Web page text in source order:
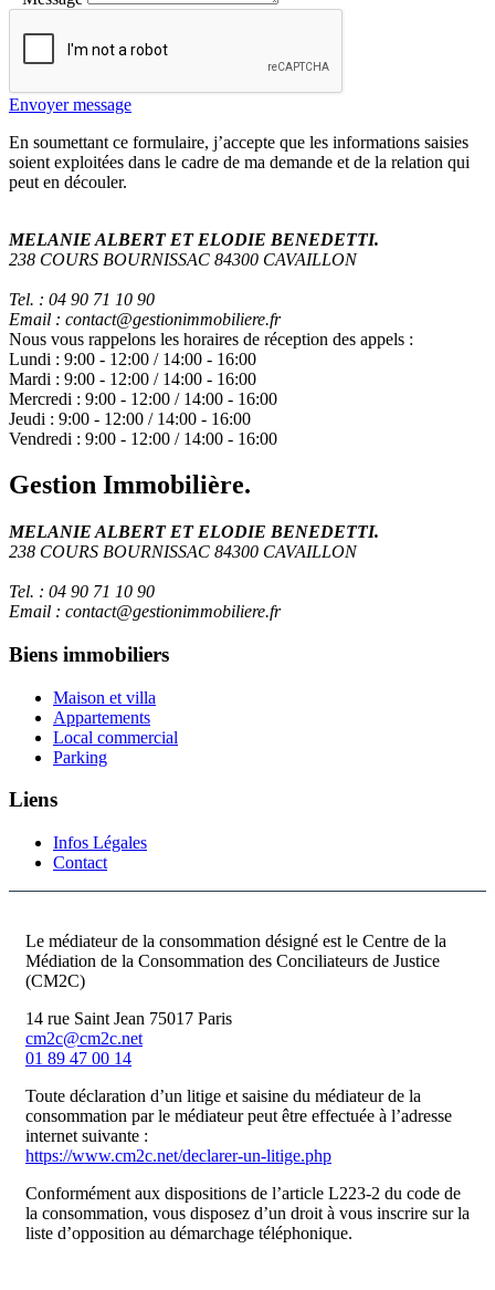
Envoyer message
En soumettant ce formulaire, j’accepte que les informations saisies
soient exploitées dans le cadre de ma demande et de la relation qui
peut en découler.
MELANIE ALBERT ET ELODIE BENEDETTI.
238 COURS BOURNISSAC 84300 CAVAILLON
Tel. : 04 90 71 10 90
Email : contact@gestionimmobiliere.fr
Nous vous rappelons les horaires de réception des appels :
Lundi : 9:00 - 12:00 / 14:00 - 16:00
Mardi : 9:00 - 12:00 / 14:00 - 16:00
Mercredi : 9:00 - 12:00 / 14:00 - 16:00
Jeudi : 9:00 - 12:00 / 14:00 - 16:00
Vendredi : 9:00 - 12:00 / 14:00 - 16:00
Gestion Immobilière.
MELANIE ALBERT ET ELODIE BENEDETTI.
238 COURS BOURNISSAC 84300 CAVAILLON
Tel. : 04 90 71 10 90
Email : contact@gestionimmobiliere.fr
Biens immobiliers
Maison et villa
Appartements
Local commercial
Parking
Liens
Infos Légales
Contact
Le médiateur de la consommation désigné est le Centre de la
Médiation de la Consommation des Conciliateurs de Justice
(CM2C)
14 rue Saint Jean 75017 Paris
cm2c@cm2c.net
01 89 47 00 14
Toute déclaration d’un litige et saisine du médiateur de la
consommation par le médiateur peut être effectuée à l’adresse
internet suivante :
https://www.cm2c.net/declarer-un-litige.php
Conformément aux dispositions de l’article L223-2 du code de
la consommation, vous disposez d’un droit à vous inscrire sur la
liste d’opposition au démarchage téléphonique.